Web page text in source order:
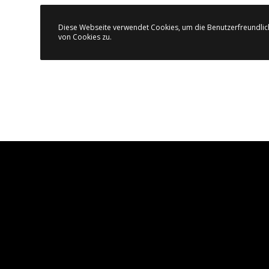
Diese Webseite verwendet Cookies, um die
von Cookies zu.